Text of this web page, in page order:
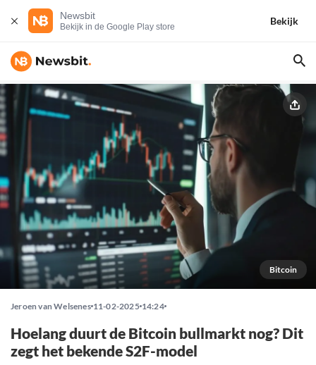
Newsbit
Bekijk in de Google Play store
Bekijk
Bitcoin
Jeroen van Welsenes 11-02-2025 14:24
Hoelang duurt de Bitcoin bullmarkt nog? Dit
zegt het bekende S2F-model